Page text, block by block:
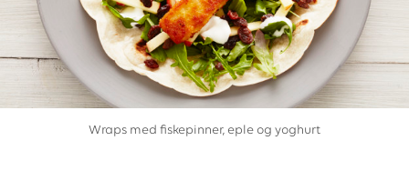
Wraps med fiskepinner, eple og yoghurt